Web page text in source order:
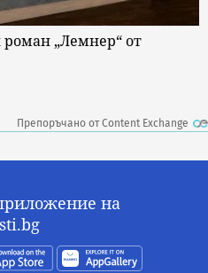
„Лемнер“ от
Препоръчано от Content Exchange
на